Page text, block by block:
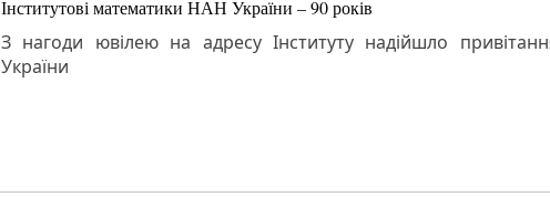
Інститутові математики НАН України – 90 років
З нагоди ювілею на адресу Інституту надійшло
України